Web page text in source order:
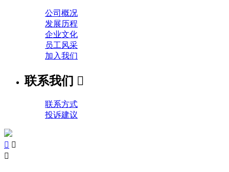
公司概况
发展历程
企业文化
员工风采
加入我们
联系我们 
联系方式
投诉建议
 
